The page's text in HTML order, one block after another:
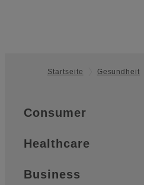
Startseite Gesundheit
Quick Links
Consumer
Healthcare
Business